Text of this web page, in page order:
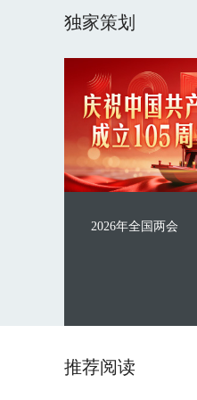
独家策划
2026年全国两会
推荐阅读